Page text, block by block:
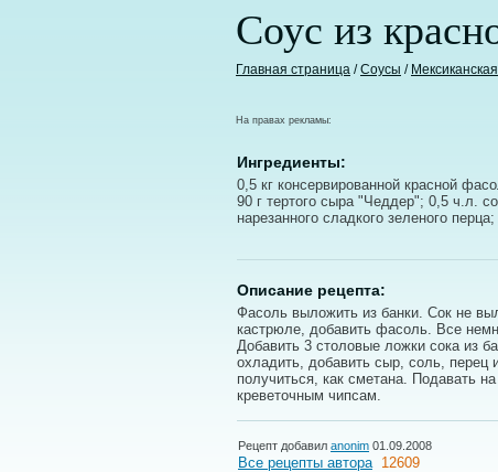
Соус из
Главная страница /Соусы / Мексиканская
На правах рекламы:
Ингредиенты:
0,5 кг консервированной красной
90 г тертого сыра "Чеддер"; 0,5 ч.л.
нарезанного сладкого зеленого
Описание рецепта:
Фасоль выложить из банки. Сок не
кастрюле, добавить фасоль. Все
Добавить 3 столовые ложки сока из
охладить, добавить сыр, соль,
получиться, как сметана. Подавать
креветочным чипсам.
Рецепт добавил anonim 01.09.2008
Все рецепты автора 12609